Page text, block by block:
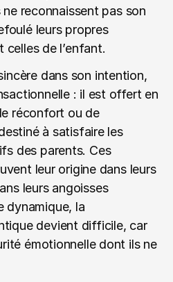
reconnaissent pas son
leurs propres
celles de l’enfant.
dans son intention,
: il est offert en
réconfort ou de
à satisfaire les
des parents. Ces
leur origine dans leurs
leurs angoisses
dynamique, la
devient difficile, car
émotionnelle dont ils ne